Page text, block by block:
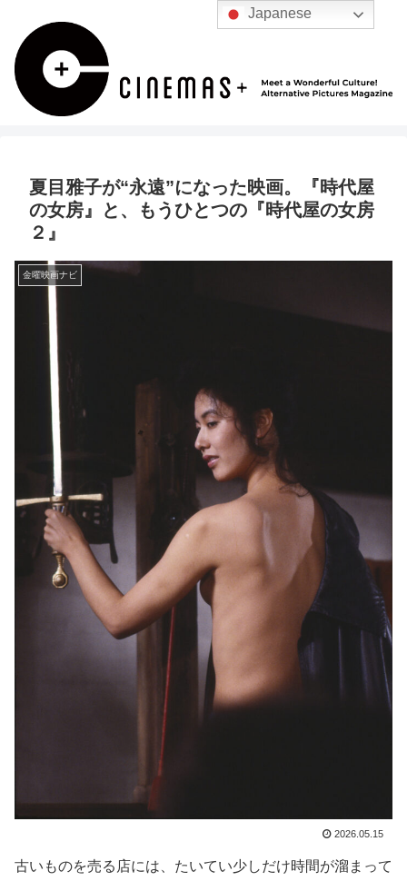
夏目雅子が“永遠”になった映画。『時代屋
の女房』と、もうひとつの『時代屋の女房
２』
金曜映画ナビ
2026.05.15
古いものを売る店には、たいてい少しだけ時間が溜まって
Japanese